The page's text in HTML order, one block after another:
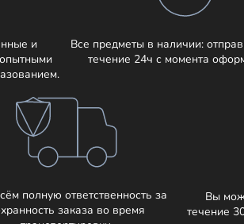
и
Все предметы в наличии:
течение 24ч с момента
полную ответственность за
заказа во время
Вы
течение